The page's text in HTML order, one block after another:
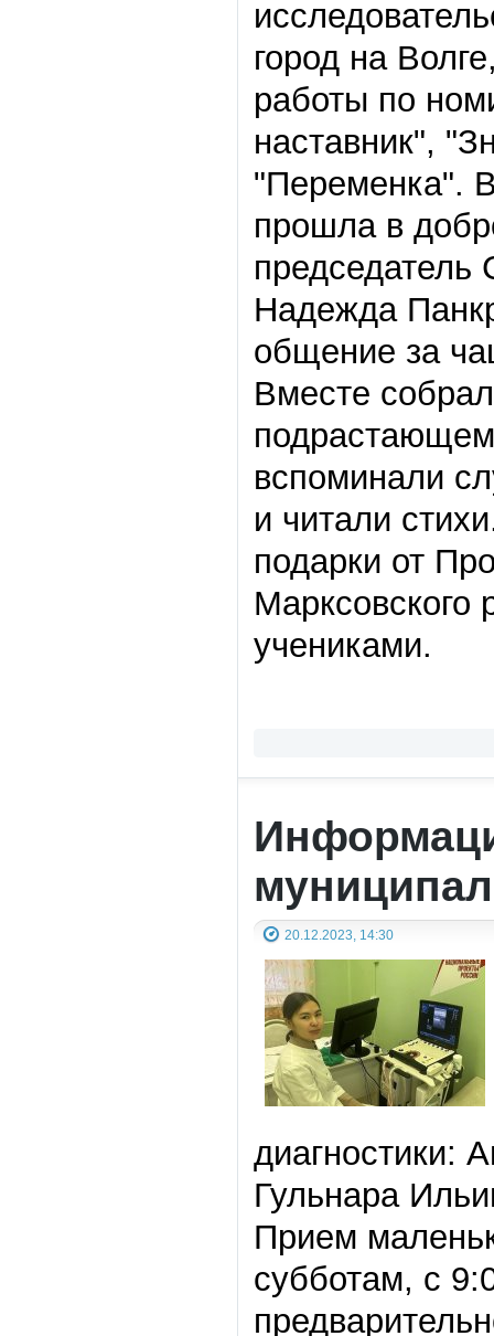
город на
работы по
наставник",
"Переменка".
прошла в
председатель
Надежда
общение за
Вместе
вспоминали
и читали
подарки от
Марксовского
учениками.
20.12.2023, 14:30
диагностики:
Гульнара
Прием
субботам, с